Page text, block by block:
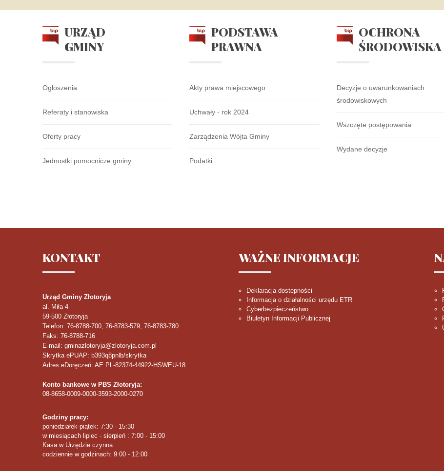
URZĄD
GMINY
Ogłoszenia
Referaty i stanowiska
Oferty pracy
Jednostki pomocnicze gminy
PODSTAWA
PRAWNA
Akty prawa miejscowego
Uchwały - rok 2024
Zarządzenia Wójta Gminy
Podatki
OCHRONA
ŚRODOWISKA
Decyzje o uwarunkowaniach
środowiskowych
Wszczęte postępowania
Wydane decyzje
KONTAKT
Urząd Gminy Złotoryja
al. Miła 4
59-500 Złotoryja
Telefon: 76-8788-700, 76-8783-579, 76-8783-780
Faks: 76-8788-716
E-mail: gminazlotoryja@zlotoryja.com.pl
Skrytka ePUAP: b393q8pnlb/skrytka
Adres eDoręczeń: AE:PL-82374-44922-HSWEU-18
Konto bankowe w PBS Złotoryja:
08-8658-0009-0000-3593-2000-0270
Godziny pracy:
poniedziałek-piątek: 7:30 - 15:30
w miesiącach lipiec - sierpień : 7:00 - 15:00
Kasa w Urzędzie czynna
codziennie w godzinach: 9:00 - 12:00
WAŻNEINFORMACJE
Deklaracja dostępności
Informacja o działalności urzędu ETR
Cyberbezpieczeństwo
Biuletyn Informacji Publicznej